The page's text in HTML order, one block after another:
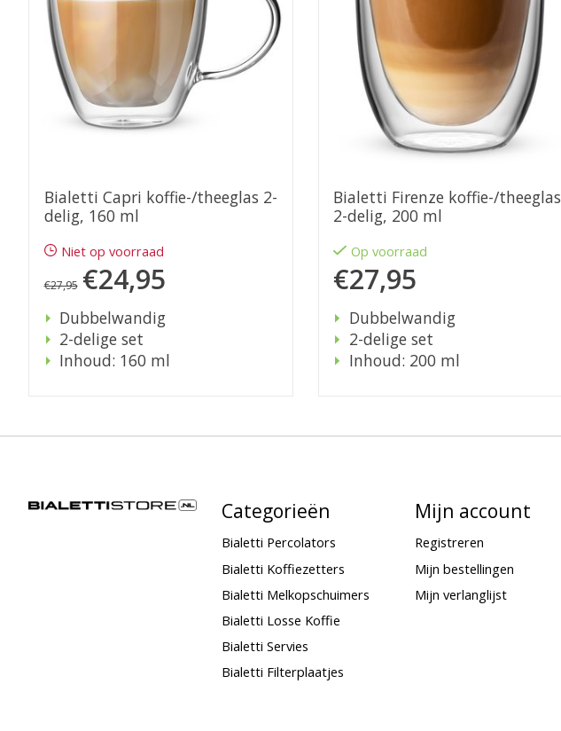
Bialetti Capri koffie-/theeglas 2-
delig, 160 ml
Niet op voorraad
€27,95 €24,95
Dubbelwandig
2-delige set
Inhoud: 160 ml
Bialetti Firenze koffie-/theeglas
2-delig, 200 ml
Op voorraad
€27,95
Dubbelwandig
2-delige set
Inhoud: 200 ml
Categorieën
Bialetti Percolators
Bialetti Koffiezetters
Bialetti Melkopschuimers
Bialetti Losse Koffie
Bialetti Servies
Bialetti Filterplaatjes
Mijn account
Registreren
Mijn bestellingen
Mijn verlanglijst